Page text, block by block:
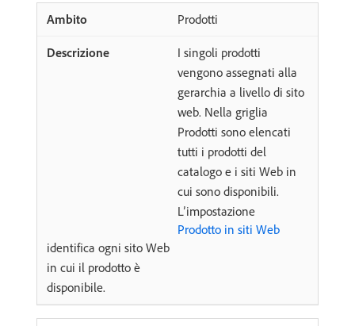
Prodotti
I singoli prodotti
vengono assegnati alla
gerarchia a livello di sito
web. Nella griglia
Prodotti sono elencati
tutti i prodotti del
catalogo e i siti Web in
cui sono disponibili.
L’impostazione
Prodotto in siti Web
identifica ogni sito Web
in cui il prodotto è
disponibile.